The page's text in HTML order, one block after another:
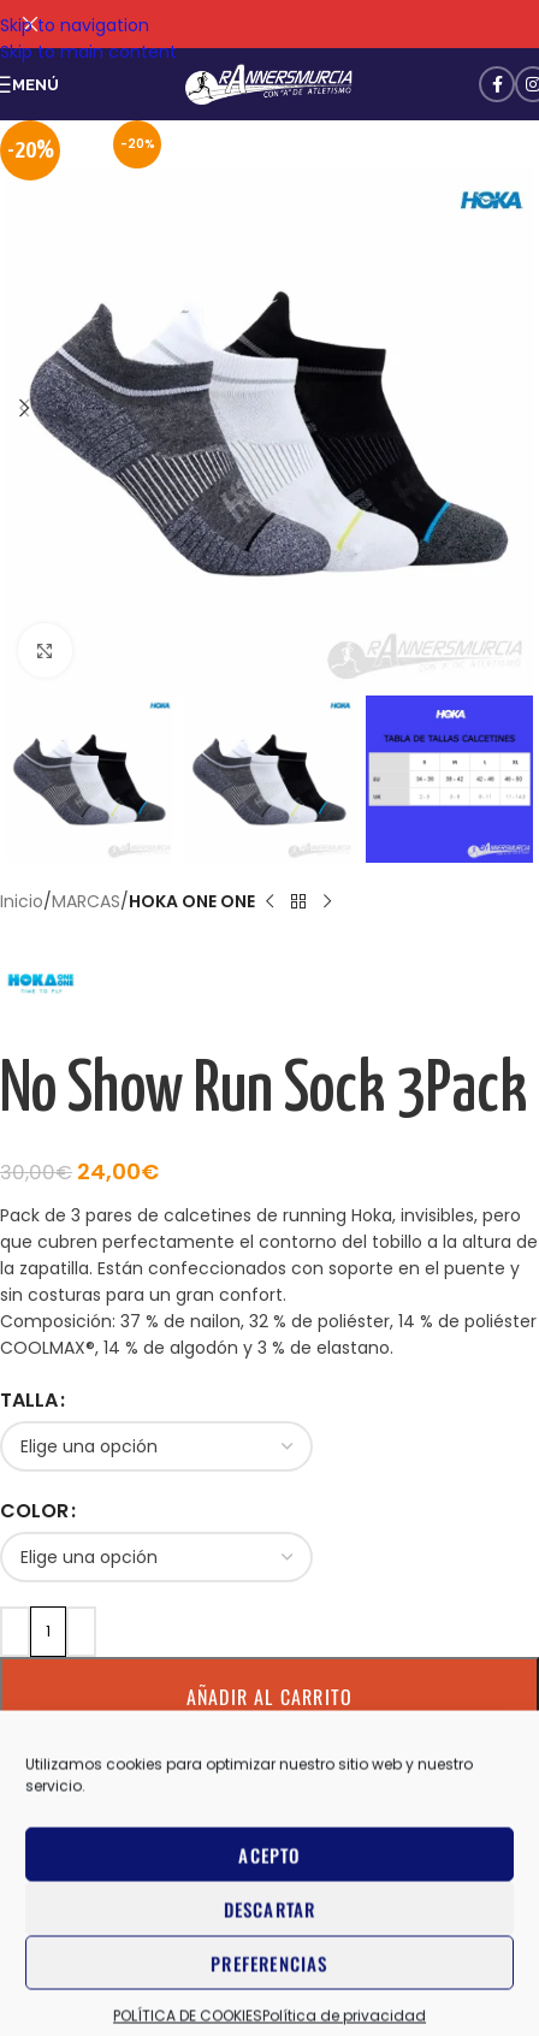
Utilizamos cookies para optimizar nuestro sitio web y nuestro
servicio.
ACEPTO
DESCARTAR
PREFERENCIAS
POLÍTICA DE COOKIESPolítica de privacidad
Skip to navigation
Skip to main content
MENÚ
-20%
-20%
Inicio MARCAS HOKA ONE ONE
No Show Run Sock 3Pack
30,00€ 24,00€
Pack de 3 pares de calcetines de running Hoka, invisibles, pero
que cubren perfectamente el contorno del tobillo a la altura de
la zapatilla. Están confeccionados con soporte en el puente y
sin costuras para un gran confort.
Composición: 37 % de nailon, 32 % de poliéster, 14 % de poliéster
COOLMAX®, 14 % de algodón y 3 % de elastano.
TALLA
COLOR
AÑADIR AL CARRITO
Comparar Añadir a la lista de deseos
CALCETINES RUNNING , HOKA ONE ONE
Información adicional